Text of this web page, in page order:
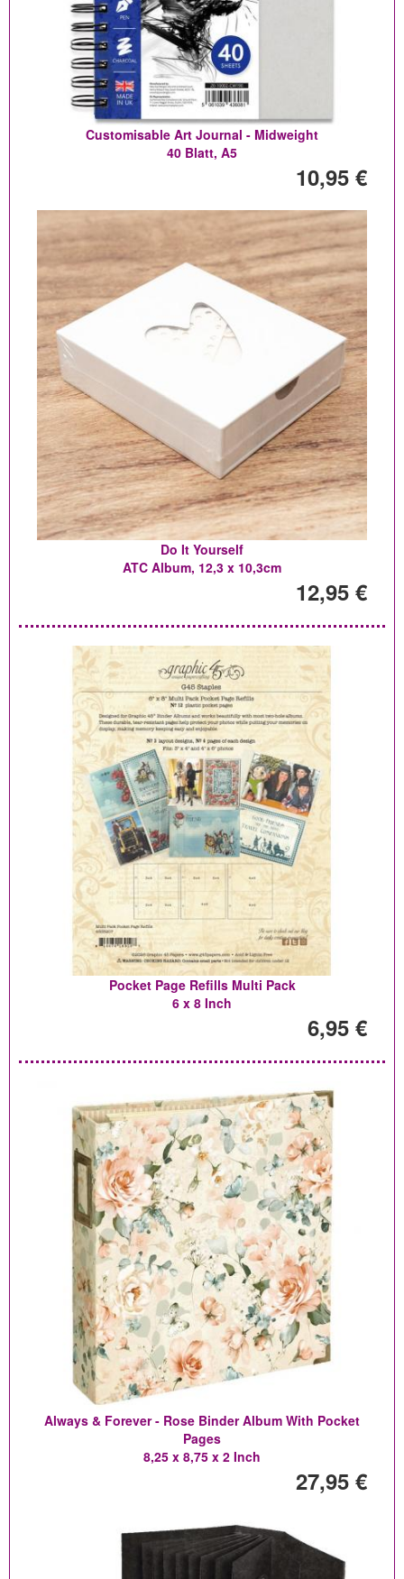
Customisable Art Journal - Midweight
40 Blatt, A5
10,95 €
Do It Yourself
ATC Album, 12,3 x 10,3cm
12,95 €
Pocket Page Refills Multi Pack
6 x 8 Inch
6,95 €
Always & Forever - Rose Binder Album With Pocket
Pages
8,25 x 8,75 x 2 Inch
27,95 €